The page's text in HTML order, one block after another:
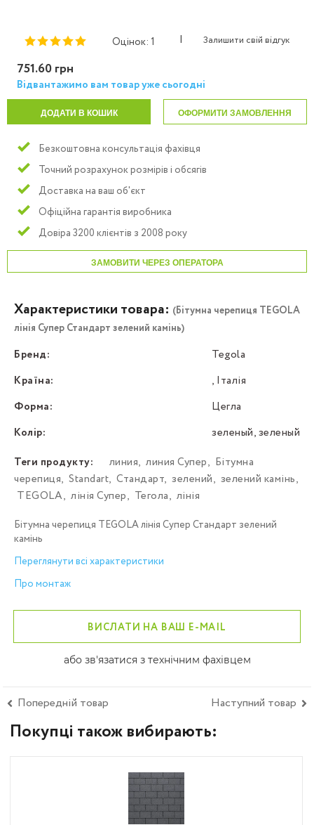
Оцінок: 1 | Залишити свій відгук
751.60 грн
Відвантажимо вам товар уже сьогодні
ДОДАТИ В КОШИК ОФОРМИТИ ЗАМОВЛЕННЯ
Безкоштовна консультація фахівця
Точний розрахунок розмірів і обсягів
Доставка на ваш об'єкт
Офіційна гарантія виробника
Довіра 3200 клієнтів з 2008 року
ЗАМОВИТИ ЧЕРЕЗ ОПЕРАТОРА
Характеристики товара: (Бітумна черепиця TEGOLA
лінія Супер Стандарт зелений камінь)
Бренд:
Tegola
Країна:
, Італія
Форма:
Цегла
Колір:
зеленый, зеленый
Теги продукту:
линия, линия Супер, Бітумна
черепиця, Standart, Стандарт, зелений, зелений камінь,
TEGOLA, лінія Супер, Тегола, лінія
Бітумна черепиця TEGOLA лінія Супер Стандарт зелений
камінь
Переглянути всі характеристики
Про монтаж
ВИСЛАТИ НА ВАШ E-MAIL
або зв'язатися з технічним фахівцем
Попередній товар Наступний товар
Покупці також вибирають: